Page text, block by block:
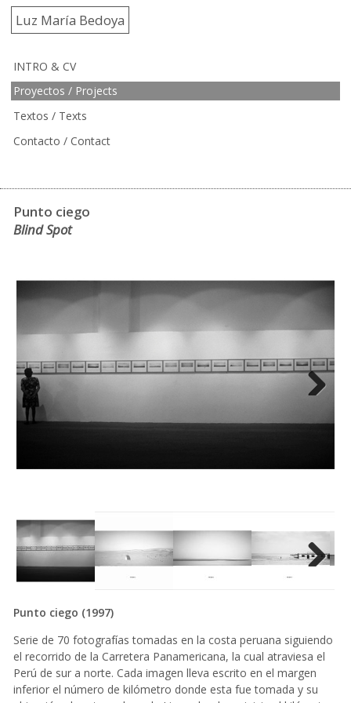
Luz María Bedoya
INTRO & CV
Proyectos / Projects
Textos / Texts
Contacto / Contact
Punto ciego
Blind Spot
Punto ciego (1997)
Serie de 70 fotografías tomadas en la costa peruana siguiendo
el recorrido de la Carretera Panamericana, la cual atraviesa el
Perú de sur a norte. Cada imagen lleva escrito en el margen
inferior el número de kilómetro donde esta fue tomada y su